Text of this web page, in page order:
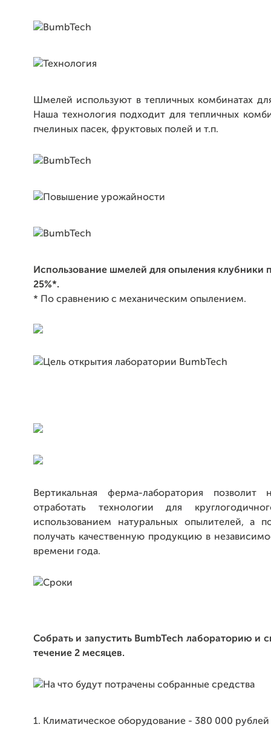
Шмелей используют в тепличных комбинатах
Наша технология подходит для тепличных
пчелиных пасек, фруктовых полей и т.п.
Использование шмелей для опыления клубники
25%*.
* По сравнению с механическим опылением.
Вертикальная ферма-лаборатория
отработать технологии для
использованием натуральных опылителей, а
получать качественную продукцию в
времени года.
Собрать и запустить BumbTech лабораторию и
течение 2 месяцев.
1. Климатическое оборудование - 380 000 рублей